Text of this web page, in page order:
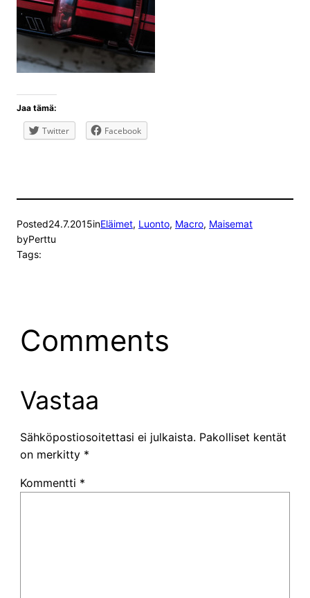
Jaa tämä:
Twitter Facebook
Posted24.7.2015inEläimet, Luonto, Macro, Maisemat
byPerttu
Tags:
Comments
Vastaa
Sähköpostiosoitettasi ei julkaista. Pakolliset kentät
on merkitty *
Kommentti *